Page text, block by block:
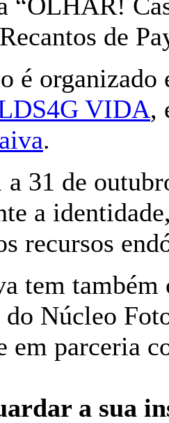
de
é
VIDA,
.
a 31 de
a
recursos
tem
do Núcleo
em parceria
a sua